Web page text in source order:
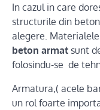
In cazul in care
structurile din
alegere.
beton armat sunt
folosindu-se de
Armatura,( acele
un rol foarte